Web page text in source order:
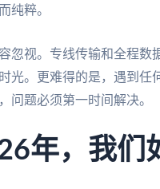
纯粹。
忽视。专线传输和全程数
光。更难得的是，遇到任
问题必须第一时间解决。
年，我们